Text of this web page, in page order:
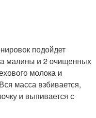
подойдет
малины и 2 очищенных
молока и
масса взбивается,
и выпивается с